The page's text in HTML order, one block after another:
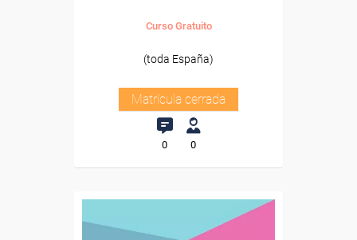
Curso Gratuito
(toda España)
Matrícula cerrada
0 0